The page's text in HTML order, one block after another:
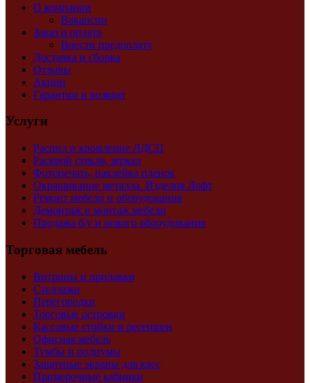
О компании
Вакансии
Заказ и оплата
Внести предоплату
Доставка и сборка
Отзывы
Акции
Гарантии и возврат
Услуги
Распил и кромление ЛДСП
Раскрой стекла, зеркал
Фотопечать, наклейка пленок
Окрашивание металла. Изделия Лофт
Ремонт мебели и оборудования
Демонтаж и монтаж мебели
Продажа б/у и нового оборудования
Торговая мебель
Витрины и прилавки
Стеллажи
Перегородки
Торговые островки
Кассовые стойки и ресепшен
Офисная мебель
Тумбы и подиумы
Защитные экраны для касс
Примерочные кабинки